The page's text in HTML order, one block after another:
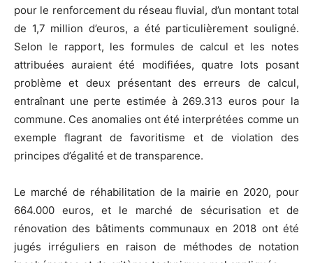
pour le renforcement du réseau fluvial, d’un montant total
de 1,7 million d’euros, a été particulièrement souligné.
Selon le rapport, les formules de calcul et les notes
attribuées auraient été modifiées, quatre lots posant
problème et deux présentant des erreurs de calcul,
entraînant une perte estimée à 269.313 euros pour la
commune. Ces anomalies ont été interprétées comme un
exemple flagrant de favoritisme et de violation des
principes d’égalité et de transparence.
Le marché de réhabilitation de la mairie en 2020, pour
664.000 euros, et le marché de sécurisation et de
rénovation des bâtiments communaux en 2018 ont été
jugés irréguliers en raison de méthodes de notation